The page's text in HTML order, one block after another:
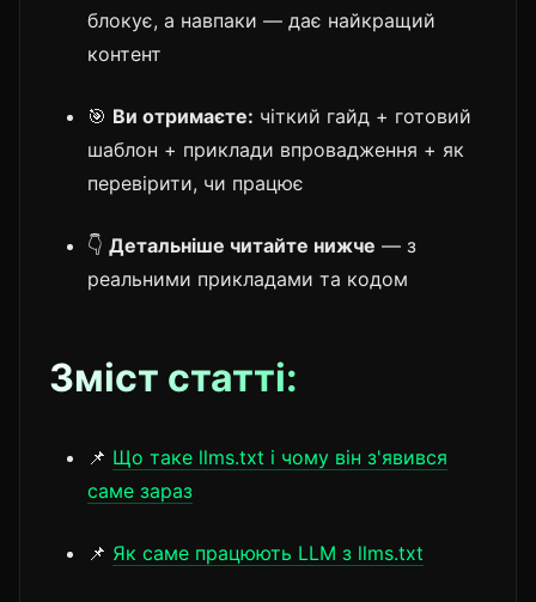
блокує, а навпаки — дає найкращий
контент
🎯 Ви отримаєте: чіткий гайд + готовий
шаблон + приклади впровадження + як
перевірити, чи працює
👇 Детальніше читайте нижче — з
реальними прикладами та кодом
Зміст статті:
📌 Що таке llms.txt і чому він з'явився
саме зараз
📌 Як саме працюють LLM з llms.txt